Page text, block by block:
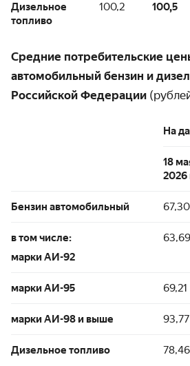
Дизельное
топливо
100,2 100,5
Средние потребительские
автомобильный бензин и
Российской Федерации
На
18
2026
Бензин автомобильный 67,30
в том числе:
марки АИ-92
63,69
марки АИ-95 69,21
марки АИ-98 и выше 93,77
Дизельное топливо 78,46